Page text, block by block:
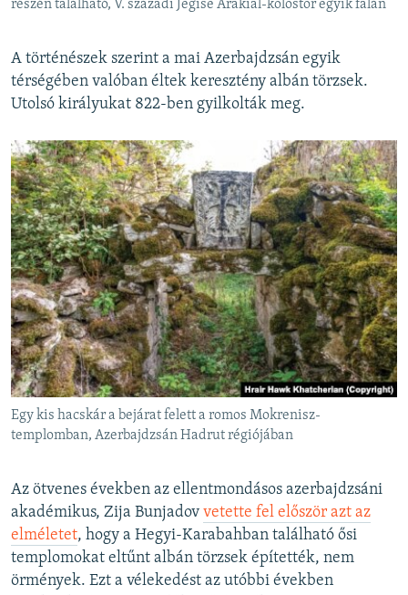
részén található, V. századi Jegise Arakial-kolostor egyik falán
A történészek szerint a mai Azerbajdzsán egyik
térségében valóban éltek keresztény albán törzsek.
Utolsó királyukat 822-ben gyilkolták meg.
Egy kis hacskár a bejárat felett a romos Mokrenisz-
templomban, Azerbajdzsán Hadrut régiójában
Az ötvenes években az ellentmondásos azerbajdzsáni
akadémikus, Zija Bunjadov vetette fel először azt az
elméletet, hogy a Hegyi-Karabahban található ősi
templomokat eltűnt albán törzsek építették, nem
örmények. Ezt a vélekedést az utóbbi években